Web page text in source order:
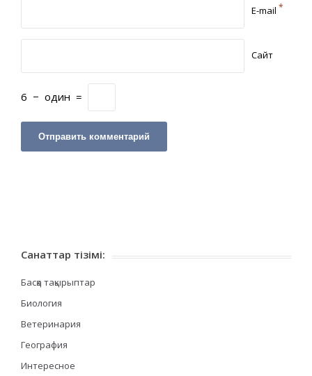
E-mail *
Сайт
6 − один =
Санаттар тізімі:
Басқа тақырыптар
Биология
Ветеринария
География
Интересное